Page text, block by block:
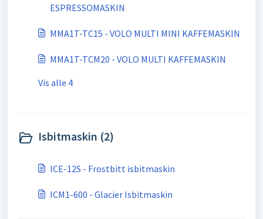
ESPRESSOMASKIN
MMA1T-TC15 - VOLO MULTI MINI KAFFEMASKIN
MMA1T-TCM20 - VOLO MULTI KAFFEMASKIN
Vis alle 4
Isbitmaskin (2)
ICE-12S - Frostbitt isbitmaskin
ICM1-600 - Glacier Isbitmaskin